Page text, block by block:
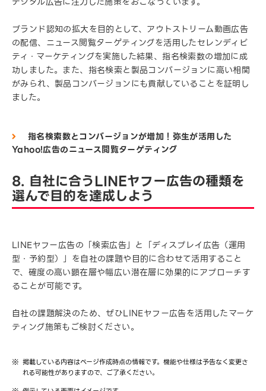
ブランド認知の拡大を目的として、アウトストリーム動画広告
の配信、ニュース閲覧ターゲティングを活用したセレンディピ
ティ・マーケティングを実施した結果、指名検索数の増加に成
功しました。また、指名検索と製品コンバージョンに高い相関
がみられ、製品コンバージョンにも貢献していることを証明し
ました。
指名検索数とコンバージョンが増加！弥生が活用した
Yahoo!広告のニュース閲覧ターゲティング
8. 自社に合うLINEヤフー広告の種類を
選んで目的を達成しよう
LINEヤフー広告の「検索広告」と「ディスプレイ広告（運用
型・予約型）」を自社の課題や目的に合わせて活用すること
で、確度の高い顕在層や幅広い潜在層に効果的にアプローチす
ることが可能です。
自社の課題解決のため、ぜひLINEヤフー広告を活用したマーケ
ティング施策もご検討ください。
掲載している内容はページ作成時点の情報です。機能や仕様は予告なく変更さ
れる可能性がありますので、ご了承ください。